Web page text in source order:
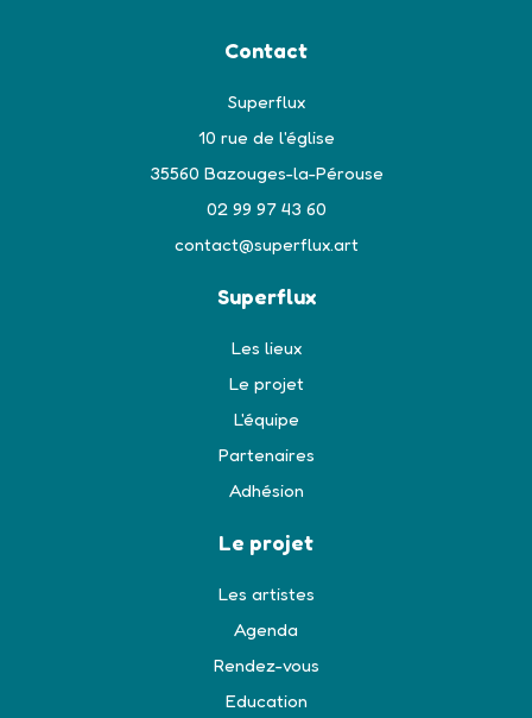
Contact
Superflux
10 rue de l'église
35560 Bazouges-la-Pérouse
02 99 97 43 60
contact@superflux.art
Superflux
Les lieux
Le projet
L'équipe
Partenaires
Adhésion
Le projet
Les artistes
Agenda
Rendez-vous
Education